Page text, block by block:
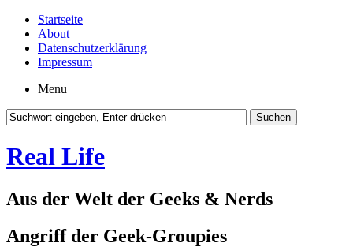
Startseite
About
Datenschutzerklärung
Impressum
Menu
Real Life
Aus der Welt der Geeks & Nerds
Angriff der Geek-Groupies